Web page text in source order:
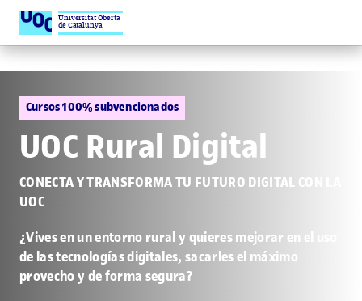
Universitat Oberta
de Catalunya
Cursos 100% subvencionados
UOC Rural Digital
CONECTA Y TRANSFORMA TU FUTURO DIGITAL CON LA
UOC
¿Vives en un entorno rural y quieres mejorar en el uso
de las tecnologías digitales, sacarles el máximo
provecho y de forma segura?